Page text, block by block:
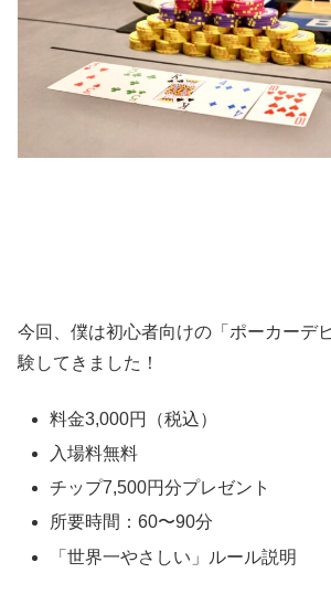
今回、僕は初心者向けの「ポーカーデ
験してきました！
料金3,000円（税込）
入場料無料
チップ7,500円分プレゼント
所要時間：60〜90分
「世界一やさしい」ルール説明